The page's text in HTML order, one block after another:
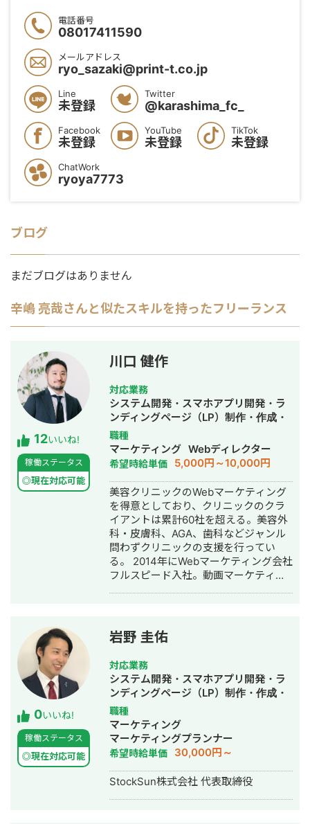
電話番号
08017411590
メールアドレス
ryo_sazaki@print-t.co.jp
Line
未登録
Twitter
@karashima_fc_
Facebook
未登録
YouTube
未登録
TikTok
未登録
ChatWork
ryoya7773
ブログ
まだブログはありません
辛嶋 亮哉さんと似たスキルを持ったフリーランス
12いいね!
稼働ステータス
◎現在対応可能
川口 健作
対応業務
システム開発・スマホアプリ開発・ラ
ンディングページ（LP）制作・作成・
Youtubeチャンネル運営代行・立ち上
げ・ECサイト構築・ネットショップ作
成代行・SEO対策・新規事業立上・
SNS運用代行・記事作成代行・ライテ
ィング・ホームページ制作・作成・バ
ナー制作・デザイン・ロゴデザイン・
作成・リスティング広告運用代行・オ
ウンドメディア制作・構築・運用代
行・動画制作・動画編集・営業代行
職種
マーケティング Webディレクター
希望時給単価 5,000円～10,000円
美容クリニックのWebマーケティング
を得意としており、クリニックのクラ
イアントは累計60社を超える。美容外
科・皮膚科、AGA、歯科などジャンル
問わずクリニックの支援を行ってい
る。 2014年にWebマーケティング会社
フルスピード入社。動画マーケティン
独立。 独立後はフリーランスとなり、
フロントエンドエンジニア兼総合Web
マーケターとして活動。現在はWebコ
ンサルティング会社を創設し、法人と
してStockSunに参画。
0いいね!
稼働ステータス
◎現在対応可能
岩野 圭佑
対応業務
システム開発・スマホアプリ開発・ラ
ンディングページ（LP）制作・作成・
Youtubeチャンネル運営代行・立ち上
げ・ECサイト構築・ネットショップ作
成代行・SEO対策・新規事業立上・
SNS運用代行・ホームページ制作・作
成・リスティング広告運用代行・動画
制作・動画編集
職種
マーケティング
マーケティングプランナー
希望時給単価 30,000円～
StockSun株式会社 代表取締役